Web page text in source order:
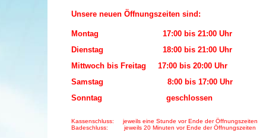
Unsere neuen Öffnungszeiten sind:
Montag 17:00 bis 21:00 Uhr
Dienstag 18:00 bis 21:00 Uhr
Mittwoch bis Freitag 17:00 bis 20:00 Uhr
Samstag
8:00 bis 17:00 Uhr
Sonntag geschlossen
Kassenschluss: jeweils eine Stunde vor Ende der Öffnungszeiten
Badeschluss: jeweils 20 Minuten vor Ende der Öffnungszeiten